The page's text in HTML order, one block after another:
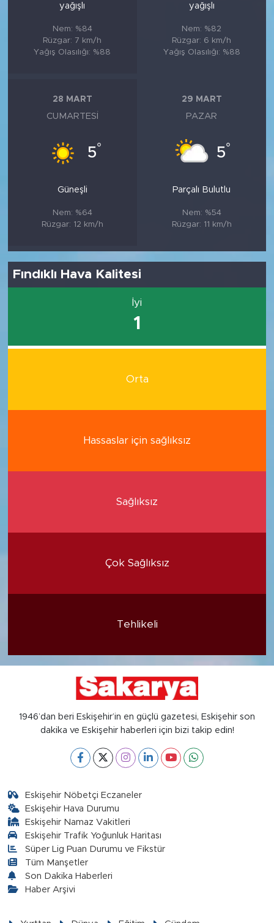
yağışlı
Nem: %84
Rüzgar: 7 km/h
Yağış Olasılığı: %88
yağışlı
Nem: %82
Rüzgar: 6 km/h
Yağış Olasılığı: %88
28 MART
CUMARTESI
5°
Güneşli
Nem: %64
Rüzgar: 12 km/h
29 MART
PAZAR
5°
Parçalı Bulutlu
Nem: %54
Rüzgar: 11 km/h
Fındıklı Hava Kalitesi
İyi
1
Orta
Hassaslar için sağlıksız
Sağlıksız
Çok Sağlıksız
Tehlikeli
1946’dan beri Eskişehir’in en güçlü gazetesi, Eskişehir son
dakika ve Eskişehir haberleri için bizi takip edin!
Eskişehir Nöbetçi Eczaneler
Eskişehir Hava Durumu
Eskişehir Namaz Vakitleri
Eskişehir Trafik Yoğunluk Haritası
Süper Lig Puan Durumu ve Fikstür
Tüm Manşetler
Son Dakika Haberleri
Haber Arşivi